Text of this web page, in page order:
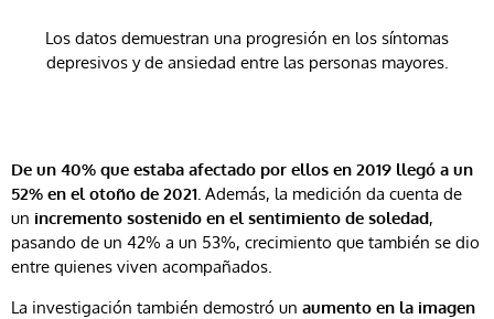
Los datos demuestran una progresión en los síntomas
depresivos y de ansiedad entre las personas mayores.
De un 40% que estaba afectado por ellos en 2019 llegó a un
52% en el otoño de 2021. Además, la medición da cuenta de
un incremento sostenido en el sentimiento de soledad,
pasando de un 42% a un 53%, crecimiento que también se dio
entre quienes viven acompañados.
La investigación también demostró un aumento en la imagen